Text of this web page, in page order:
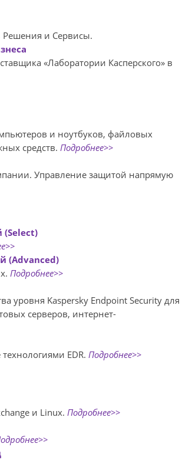
Решения и Сервисы.
«Лаборатории Касперского» в
и ноутбуков, файловых
средств. Подробнее>>
Управление защитой напрямую
(Select)
(Advanced)
Подробнее>>
уровня Kaspersky Endpoint Security для
серверов, интернет-
EDR. Подробнее>>
и Linux. Подробнее>>